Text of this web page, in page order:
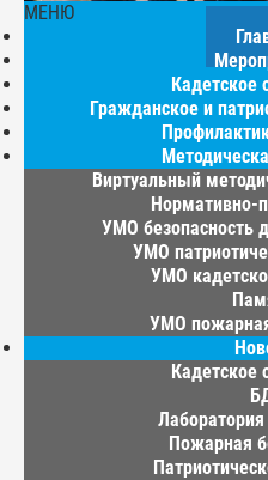
МЕНЮ
Кадетское
Гражданское и
Виртуальный
Нормативно-
УМО безопасность
УМО
УМО
УМО
Кадетское
Лаборатория
Пожарная